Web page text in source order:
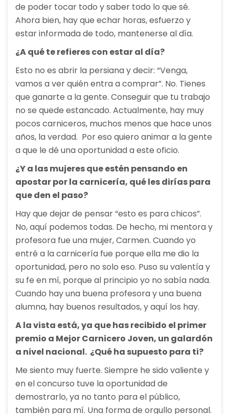
de poder tocar todo y saber todo lo que sé.
Ahora bien, hay que echar horas, esfuerzo y
estar informada de todo, mantenerse al día.
¿A qué te refieres con estar al día?
Esto no es abrir la persiana y decir: “Venga,
vamos a ver quién entra a comprar”. No. Tienes
que ganarte a la gente. Conseguir que tu trabajo
no se quede estancado. Actualmente, hay muy
pocos carniceros, muchos menos que hace unos
años, la verdad. Por eso quiero animar a la gente
a que le dé una oportunidad a este oficio.
¿Y a las mujeres que estén pensando en
apostar por la carnicería, qué les dirías para
que den el paso?
Hay que dejar de pensar “esto es para chicos”.
No, aquí podemos todas. De hecho, mi mentora y
profesora fue una mujer, Carmen. Cuando yo
entré a la carnicería fue porque ella me dio la
oportunidad, pero no solo eso. Puso su valentía y
su fe en mí, porque al principio yo no sabía nada.
Cuando hay una buena profesora y una buena
alumna, hay buenos resultados, y aquí los hay.
A la vista está, ya que has recibido el primer
premio a Mejor Carnicero Joven, un galardón
a nivel nacional. ¿Qué ha supuesto para ti?
Me siento muy fuerte. Siempre he sido valiente y
en el concurso tuve la oportunidad de
demostrarlo, ya no tanto para el público,
también para mí. Una forma de orgullo personal.